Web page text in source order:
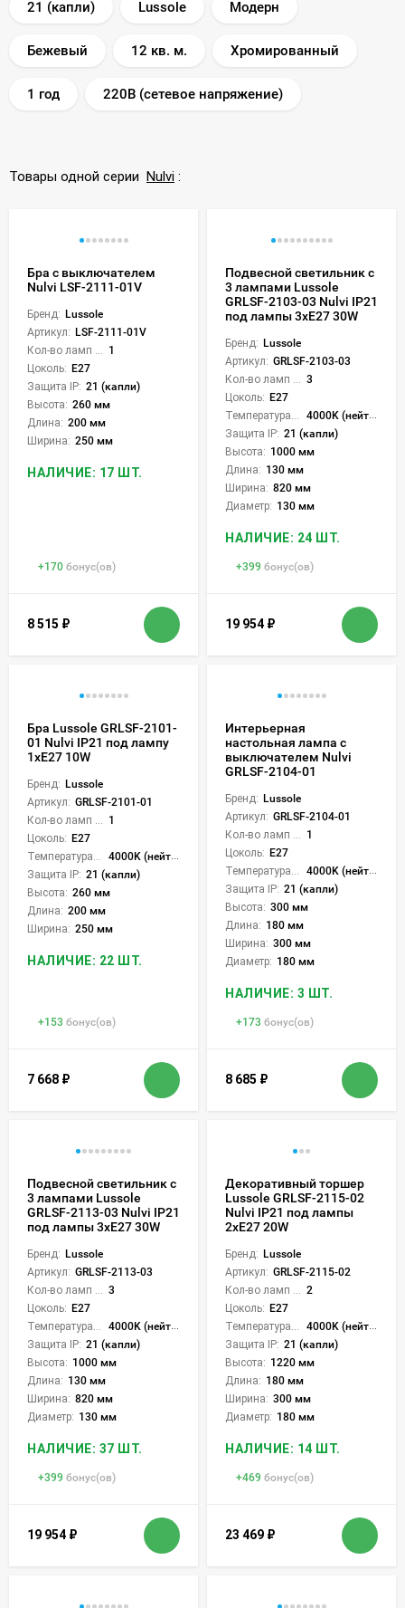
21 (капли) Lussole Модерн
Бежевый 12 кв. м. Хромированный
1 год 220В (сетевое напряжение)
Товары одной серии Nulvi :
Бра с выключателем
Nulvi LSF-2111-01V
Бренд: Lussole
Артикул: LSF-2111-01V
1
Цоколь: E27
Защита IP: 21 (капли)
Высота: 260 мм
Длина: 200 мм
Ширина: 250 мм
НАЛИЧИЕ: 17 ШТ.
+170 бонус(ов)
8 515 ₽
Подвесной светильник с
3 лампами Lussole
GRLSF-2103-03 Nulvi IP21
под лампы 3xE27 30W
Бренд: Lussole
Артикул: GRLSF-2103-03
3
Цоколь: E27
4000K (нейтральный)
Защита IP: 21 (капли)
Высота: 1000 мм
Длина: 130 мм
Ширина: 820 мм
Диаметр: 130 мм
НАЛИЧИЕ: 24 ШТ.
+399 бонус(ов)
19 954 ₽
Бра Lussole GRLSF-2101-
01 Nulvi IP21 под лампу
1xE27 10W
Бренд: Lussole
Артикул: GRLSF-2101-01
1
Цоколь: E27
4000K (нейтральный)
Защита IP: 21 (капли)
Высота: 260 мм
Длина: 200 мм
Ширина: 250 мм
НАЛИЧИЕ: 22 ШТ.
+153 бонус(ов)
7 668 ₽
Интерьерная
настольная лампа с
выключателем Nulvi
GRLSF-2104-01
Бренд: Lussole
Артикул: GRLSF-2104-01
1
Цоколь: E27
4000K (нейтральный)
Защита IP: 21 (капли)
Высота: 300 мм
Длина: 180 мм
Ширина: 300 мм
Диаметр: 180 мм
НАЛИЧИЕ: 3 ШТ.
+173 бонус(ов)
8 685 ₽
Подвесной светильник с
3 лампами Lussole
GRLSF-2113-03 Nulvi IP21
под лампы 3xE27 30W
Бренд: Lussole
Артикул: GRLSF-2113-03
3
Цоколь: E27
4000K (нейтральный)
Защита IP: 21 (капли)
Высота: 1000 мм
Длина: 130 мм
Ширина: 820 мм
Диаметр: 130 мм
НАЛИЧИЕ: 37 ШТ.
+399 бонус(ов)
19 954 ₽
Декоративный торшер
Lussole GRLSF-2115-02
Nulvi IP21 под лампы
2xE27 20W
Бренд: Lussole
Артикул: GRLSF-2115-02
2
Цоколь: E27
4000K (нейтральный)
Защита IP: 21 (капли)
Высота: 1220 мм
Длина: 180 мм
Ширина: 300 мм
Диаметр: 180 мм
НАЛИЧИЕ: 14 ШТ.
+469 бонус(ов)
23 469 ₽